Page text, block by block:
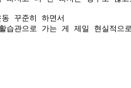
꾸준히 하면서
습관으로 가는 게 제일 현실적으